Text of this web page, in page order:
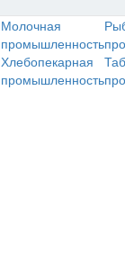
Молочная
промышленность
Хлебопекарная
промышленность